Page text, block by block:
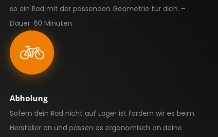
so ein Rad mit der passenden Geometrie für dich. –
Dauer: 60 Minuten
Abholung
Sofern dein Rad nicht auf Lager ist fordern wir es beim
Hersteller an und passen es ergonomisch an deine